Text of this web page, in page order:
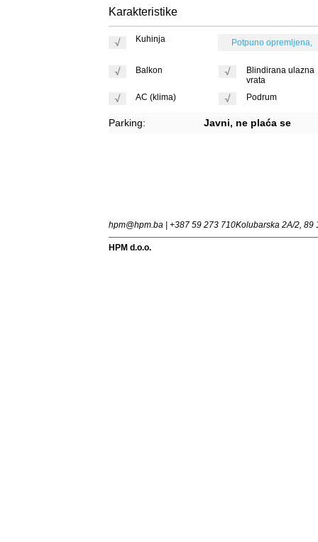
Karakteristike
Kuhinja Potpuno opremljena,
Balkon
Blindirana ulazna
vrata
AC (klima)
Podrum
Parking: Javni, ne plaća se
hpm@hpm.ba | +387 59 273 710Kolubarska 2A/2, 89
HPM d.o.o.